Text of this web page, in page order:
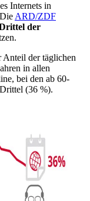
Internets in
ARD/ZDF
der
Anteil der täglichen
in allen
bei den ab 60-
(36 %).